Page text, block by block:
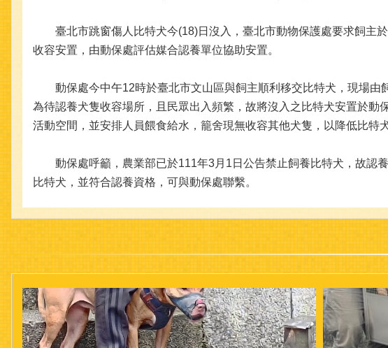
臺北市跳窗傷人比特犬今(18)日沒入，臺北市動物保護處要求飼主
收容安置，由動保處評估媒合認養單位協助安置。
動保處今中午12時於臺北市文山區與飼主順利移交比特犬，現場由
為待認養犬隻收容場所，且民眾出入頻繁，故將沒入之比特犬安置於
活動空間，並安排人員餵食給水，籠舍現無收容其他犬隻，以降低比特
動保處呼籲，農業部已於111年3月1日公告禁止飼養比特犬，故認
比特犬，並符合認養資格，可與動保處聯繫。